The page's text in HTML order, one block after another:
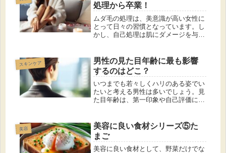
与える影響や日常のケア法、そしてお
す...
処理から卒業！
ムダ毛の処理は、美意識が高い女性に
とって日々の習慣となっています。し
かし、自己処理は肌にダメージを与え
最近では、美肌を保ちたい女性の間
で、自己処理をやめて「医療脱毛」に
切り...
スキンケア
男性の見た目年齢に最も影響
するのはどこ？
いつまでも若々しくハリのある姿でい
たいと考える男性は多いでしょう。見
た目年齢は、第一印象や自己評価に大
さは信頼感やエネルギッシュなイメー
ジを醸成します。 今回は、男性の見
た...
美容
美容に良い食材シリーズ⑤た
まご
美容に良い食材として、野菜だけでな